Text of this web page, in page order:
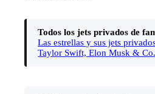
Todos los jets privados de
Las estrellas y sus jets
Taylor Swift, Elon Musk & Co.